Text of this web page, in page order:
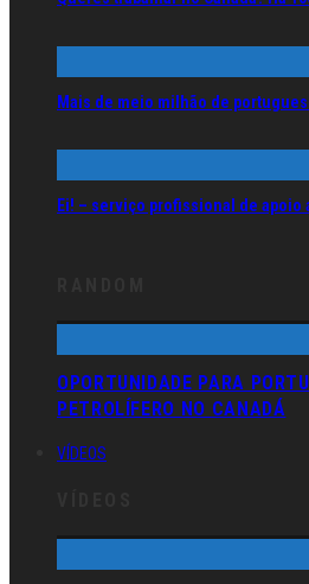
Mais de meio milhão de
Ei! – serviço profissional de apoio
OPORTUNIDADE PARA
PETROLÍFERO NO CANADÁ
VÍDEOS